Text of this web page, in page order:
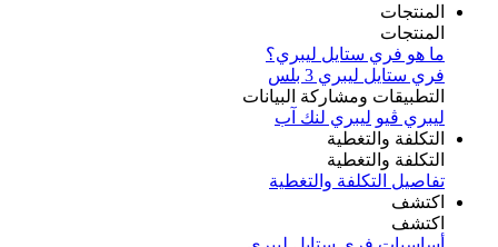
المنتجات
المنتجات
ما هو فري ستايل ليبري؟
فري ستايل ليبري 3 بلس​
التطبيقات ومشاركة البيانات
ليبري ڤيو ليبري لنك آب
التكلفة والتغطية
التكلفة والتغطية
تفاصيل التكلفة والتغطية
اكتشف​
اكتشف​